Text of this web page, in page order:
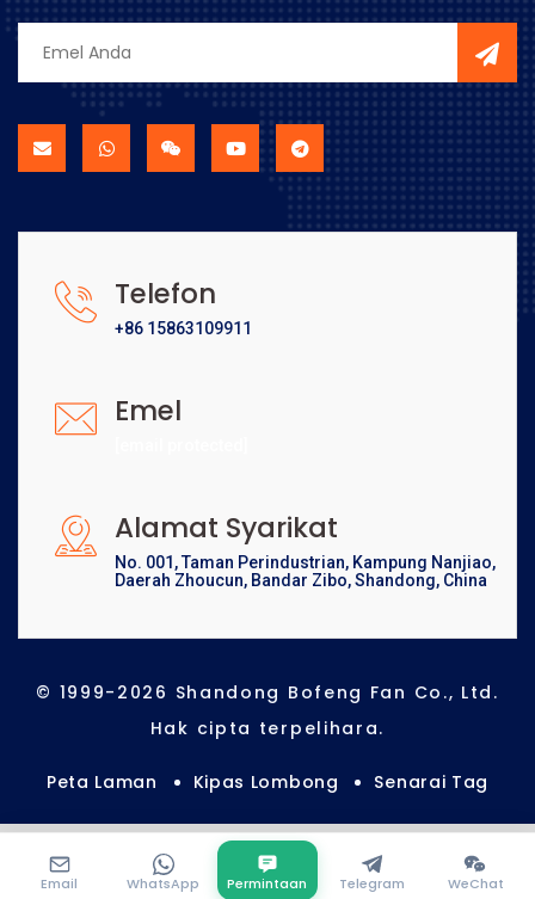
Telefon
+86 15863109911
Emel
Alamat Syarikat
No. 001, Taman Perindustrian, Kampung Nanjiao,
Daerah Zhoucun, Bandar Zibo, Shandong, China
© 1999-2026 Shandong Bofeng Fan Co., Ltd.
Hak cipta terpelihara.
Peta Laman Kipas Lombong Senarai Tag
Email WhatsApp Permintaan Telegram WeChat